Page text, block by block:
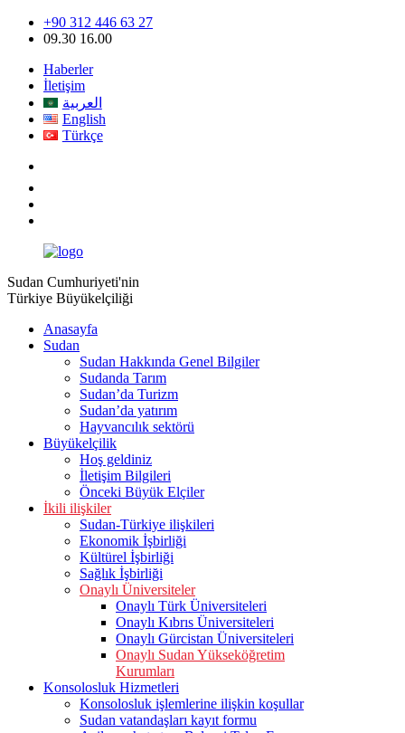
+90 312 446 63 27
09.30 16.00
Haberler
İletişim
العربية
English
Türkçe
Sudan Cumhuriyeti'nin
Türkiye Büyükelçiliği
Anasayfa
Sudan
Sudan Hakkında Genel Bilgiler
Sudanda Tarım
Sudan’da Turizm
Sudan’da yatırım
Hayvancılık sektörü
Büyükelçilik
Hoş geldiniz
İletişim Bilgileri
Önceki Büyük Elçiler
İkili ilişkiler
Sudan-Türkiye ilişkileri
Ekonomik İşbirliği
Kültürel İşbirliği
Sağlık İşbirliği
Onaylı Üniversiteler
Onaylı Türk Üniversiteleri
Onaylı Kıbrıs Üniversiteleri
Onaylı Gürcistan Üniversiteleri
Onaylı Sudan Yükseköğretim
Kurumları
Konsolosluk Hizmetleri
Konsolosluk işlemlerine ilişkin koşullar
Sudan vatandaşları kayıt formu